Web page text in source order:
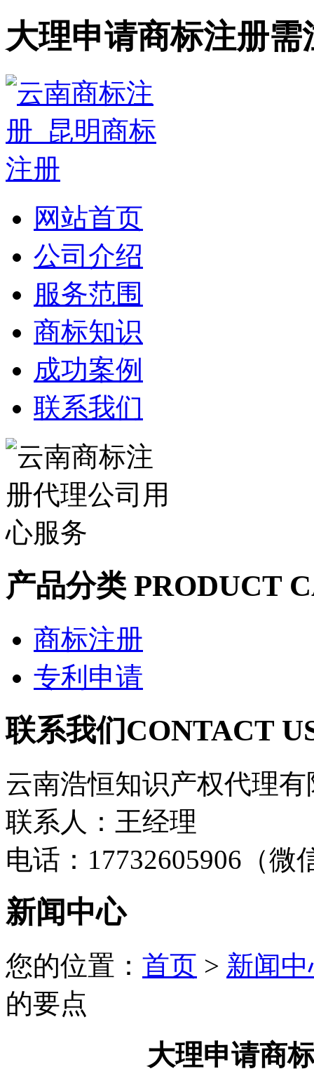
大理申请商标注册需
网站首页
公司介绍
服务范围
商标知识
成功案例
联系我们
产品分类PRODUCT
商标注册
专利申请
联系我们CONTACT
云南浩恒知识产权代理有
联系人：王经理
电话：17732605906（微
新闻中心
您的位置： 首页 > 新闻
的要点
大理申请商